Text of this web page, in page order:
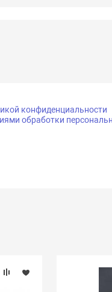
конфиденциальности
обработки